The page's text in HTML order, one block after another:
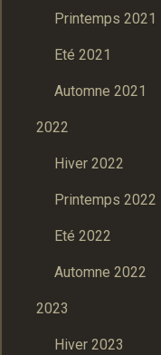
Printemps 2021
Eté 2021
Automne 2021
2022
Hiver 2022
Printemps 2022
Eté 2022
Automne 2022
2023
Hiver 2023